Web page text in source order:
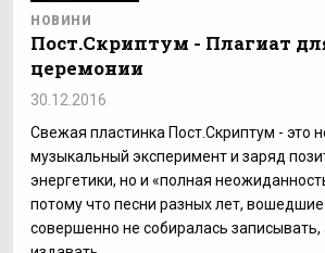
НОВИНИ
Пост.Скриптум - Плагиат
церемонии
30.12.2016
Свежая пластинка Пост.Скриптум - это
музыкальный эксперимент и заряд
энергетики, но и «полная
потому что песни разных лет, вошедшие
совершенно не собиралась записывать,